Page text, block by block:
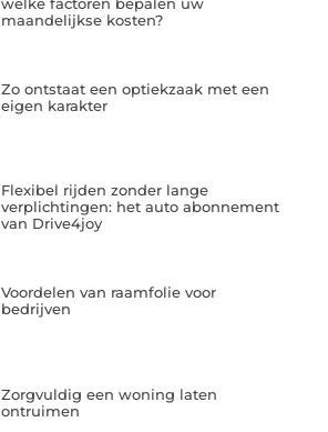
welke factoren bepalen uw
maandelijkse kosten?
Zo ontstaat een optiekzaak met een
eigen karakter
Flexibel rijden zonder lange
verplichtingen: het auto abonnement
van Drive4joy
Voordelen van raamfolie voor
bedrijven
Zorgvuldig een woning laten
ontruimen